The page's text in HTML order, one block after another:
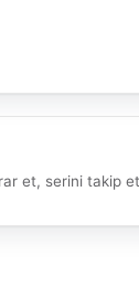
et, serini takip